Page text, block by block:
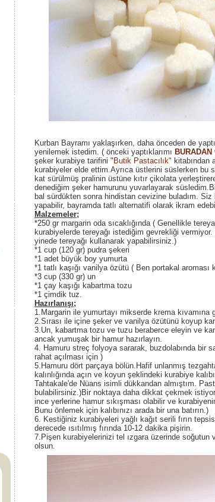
Kurban Bayramı yaklaşırken, daha önceden de
yenilemek istedim. ( önceki yaptıklarımı BURADAN
şeker kurabiye tarifini " Butik Pastacılık" kitabından
kurabiyeler elde ettim.Ayrıca üstlerini süslerken bu
kat sürülmüş pralinin üstüne kıtır çikolata
denediğim şeker hamurunu yuvarlayarak
bal sürdükten sonra hindistan cevizine buladım.
yapabilir, bayramda tatlı alternatifi olarak ikram
Malzemeler;
*250 gr margarin oda sıcaklığında ( Genellikle
kurabiyelerde tereyağı istediğim gevrekliği
yinede tereyağı kullanarak yapabilirsiniz.)
*1 cup (120 gr) pudra şekeri
*1 adet büyük boy yumurta
*1 tatlı kaşığı vanilya özütü ( Ben portakal
*3 cup (330 gr) un
*1 çay kaşığı kabartma tozu
*1 çimdik tuz.
Hazırlanışı;
1.Margarin ile yumurtayı mikserde krema kıvamına
2.Sırası ile içine şeker ve vanilya özütünü koyup
3.Un, kabartma tozu ve tuzu beraberce eleyin ve
ancak yumuşak bir hamur hazırlayın.
4. Hamuru streç folyoya sararak, buzdolabında bir
rahat açılması için )
5.Hamuru dört parçaya bölün.Hafif unlanmış
kalınlığında açın ve koyun şeklindeki kurabiye
Tahtakale'de Nüans isimli dükkandan almıştım.
bulabilirsiniz.)Bir noktaya daha dikkat çekmek
ince yerlerine hamur sıkışması olabilir ve
Bunu önlemek için kalıbınızı arada bir una batırın.)
6. Kestiğiniz kurabiyeleri yağlı kağıt serili fırın
derecede ısıtılmış fırında 10-12 dakika pişirin.
7.Pişen kurabiyelerinizi tel ızgara üzerinde
olsun.